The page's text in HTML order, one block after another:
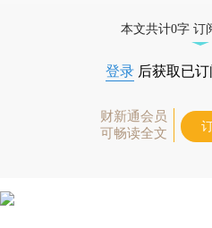
本文共计0字 订
登录 后获取已
财新通会员
可畅读全文